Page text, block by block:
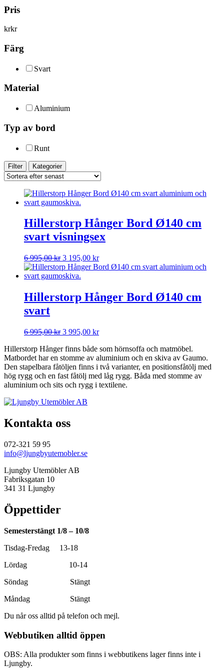
Pris
krkr
Färg
Svart
Material
Aluminium
Typ av bord
Runt
Filter Kategorier
Hillerstorp Hånger Bord Ø140 cm
svart visningsex
6 995,00kr Det
ursprungliga
priset
6
995,00 kr.
3 195,00 krDet
nuvarande
195,00 kr.
Hillerstorp Hånger Bord Ø140 cm
svart
6 995,00kr Det
priset
var:
6
995,00 kr.
3 995,00 krDet
priset
är:
3
995,00 kr.
Hillerstorp Hånger finns både som hörnsoffa och matmöbel.
Matbordet har en stomme av aluminium och en skiva av Gaumo.
Den stapelbara fåtöljen finns i två varianter, en positionsfåtölj med
hög rygg och en fast fåtölj med låg rygg. Båda med stomme av
aluminium och sits och rygg i textilene.
Kontakta oss
072-321 59 95
info@ljungbyutemobler.se
Ljungby Utemöbler AB
Fabriksgatan 10
341 31 Ljungby
Öppettider
Semesterstängt 1/8 – 10/8
Tisdag-Fredag 13-18
Lördag 10-14
Söndag Stängt
Måndag Stängt
Du når oss alltid på telefon och mejl.
Webbutiken alltid öppen
OBS: Alla produkter som finns i webbutikens lager finns inte i
Ljungby.